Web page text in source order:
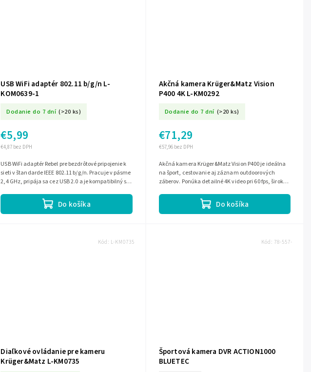
USB WiFi adaptér 802.11 b/g/n L-
KOM0639-1
Dodanie do 7 dní (>20 ks)
€4,87 bez DPH
€5,99
Do košíka
USB WiFi adaptér Rebel pre bezdrôtové pripojenie k
sieti v štandarde IEEE 802.11 b/g/n. Pracuje v pásme
2,4 GHz, pripája sa cez USB 2.0 a je kompatibilný so
Akčná kamera Krüger&Matz Vision
P400 4K L-KM0292
Dodanie do 7 dní (>20 ks)
€57,96 bez DPH
€71,29
Do košíka
Akčná kamera Krüger&Matz Vision P400 je ideálna
na šport, cestovanie aj záznam outdoorových
záberov. Ponúka detailné 4K video pri 60 fps, široký
Diaľkové ovládanie pre kameru
Krüger&Matz L-KM0735
Kód: L-KM0735
Športová kamera DVR ACTION1000
BLUETEC
Kód: 78-557-